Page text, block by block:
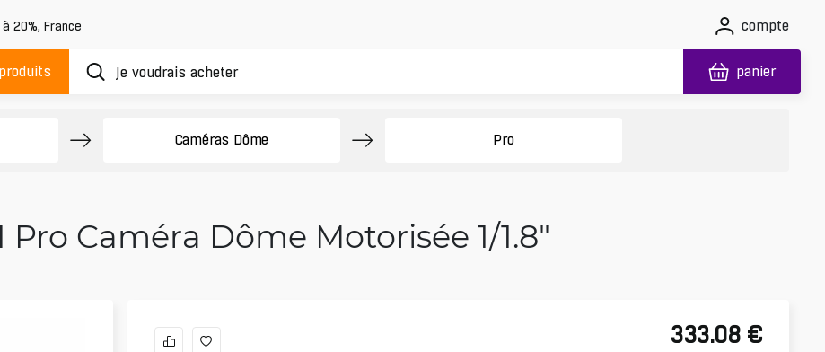
20%, France compte
panier
Caméras Dôme Pro
Pro Caméra Dôme Motorisée 1/1.8″
333.08 €